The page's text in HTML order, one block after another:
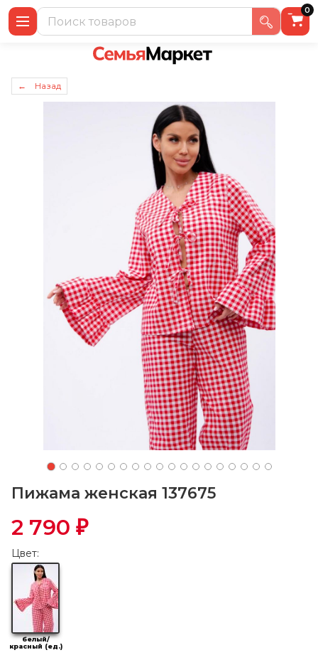
0
← Назад
Пижама женская 137675
2 790 ₽
Цвет:
белый/
красный (ед.)